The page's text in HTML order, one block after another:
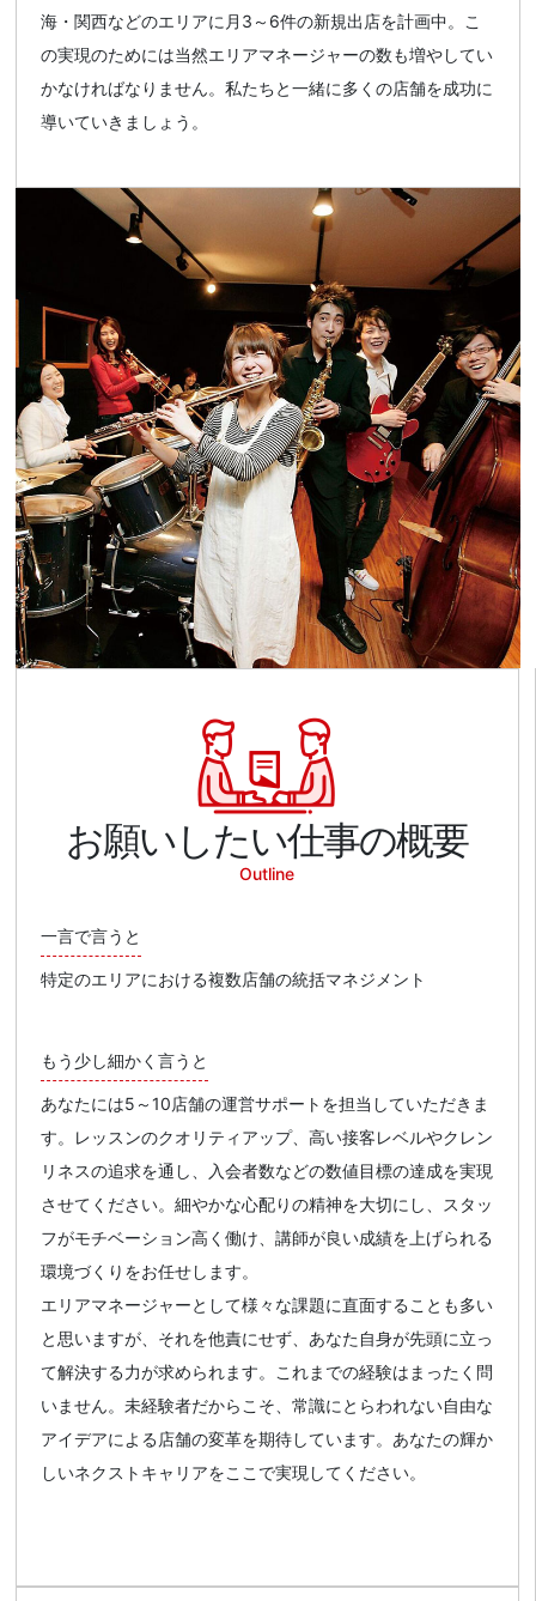
海・関西などのエリアに月3～6件の新規出店を計画中。こ
の実現のためには当然エリアマネージャーの数も増やしてい
かなければなりません。私たちと一緒に多くの店舗を成功に
導いていきましょう。
お願いしたい仕事の概要
Outline
一言で言うと
特定のエリアにおける複数店舗の統括マネジメント
もう少し細かく言うと
あなたには5～10店舗の運営サポートを担当していただきま
す。レッスンのクオリティアップ、高い接客レベルやクレン
リネスの追求を通し、入会者数などの数値目標の達成を実現
させてください。細やかな心配りの精神を大切にし、スタッ
フがモチベーション高く働け、講師が良い成績を上げられる
環境づくりをお任せします。
エリアマネージャーとして様々な課題に直面することも多い
と思いますが、それを他責にせず、あなた自身が先頭に立っ
て解決する力が求められます。これまでの経験はまったく問
いません。未経験者だからこそ、常識にとらわれない自由な
アイデアによる店舗の変革を期待しています。あなたの輝か
しいネクストキャリアをここで実現してください。